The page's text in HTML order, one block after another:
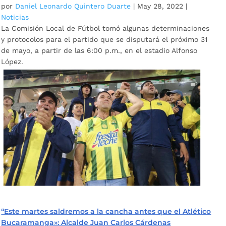
por Daniel Leonardo Quintero Duarte | May 28, 2022 |
Noticias
La Comisión Local de Fútbol tomó algunas determinaciones
y protocolos para el partido que se disputará el próximo 31
de mayo, a partir de las 6:00 p.m., en el estadio Alfonso
López.
“Este martes saldremos a la cancha antes que el Atlético
Bucaramanga»: Alcalde Juan Carlos Cárdenas